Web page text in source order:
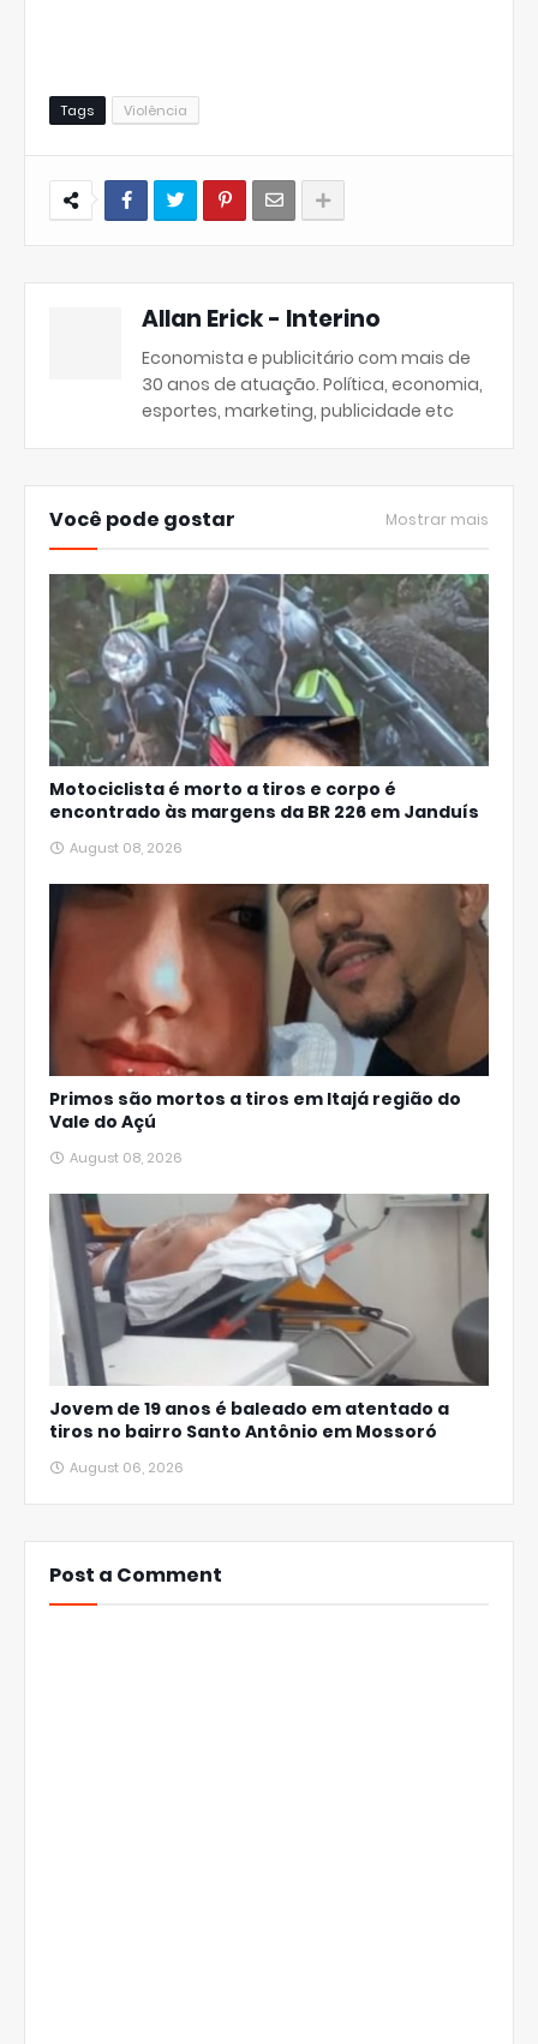
Tags Violência
Allan Erick - Interino
Economista e publicitário com mais de
30 anos de atuação. Política, economia,
esportes, marketing, publicidade etc
Você pode gostar Mostrar mais
Motociclista é morto a tiros e corpo é
encontrado às margens da BR 226 em Janduís
August 08, 2026
Primos são mortos a tiros em Itajá região do
Vale do Açú
August 08, 2026
Jovem de 19 anos é baleado em atentado a
tiros no bairro Santo Antônio em Mossoró
August 06, 2026
Post a Comment